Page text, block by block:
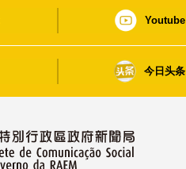
Youtube
今日头条